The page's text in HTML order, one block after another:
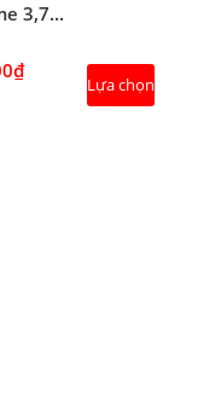
3,7...
Lựa chọn